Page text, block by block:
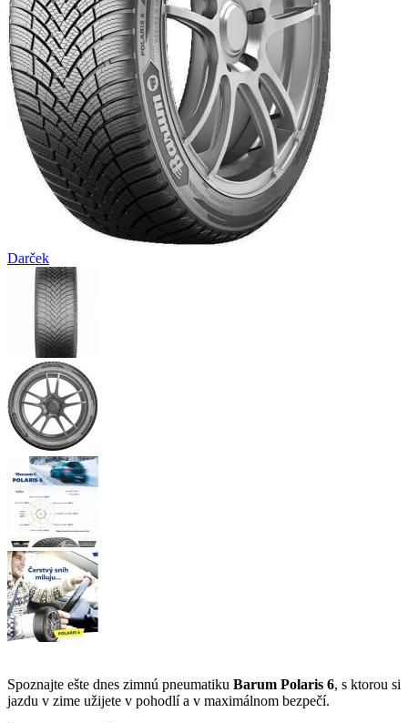
Darček
Spoznajte ešte dnes zimnú pneumatiku Barum Polaris 6, s ktorou si
jazdu v zime užijete v pohodlí a v maximálnom bezpečí.